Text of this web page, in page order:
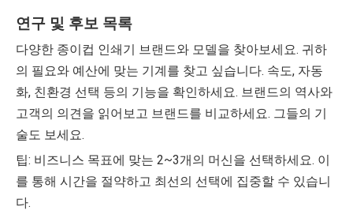
연구 및 후보 목록
다양한 종이컵 인쇄기 브랜드와 모델을 찾아보세요. 귀하
의 필요와 예산에 맞는 기계를 찾고 싶습니다. 속도, 자동
화, 친환경 선택 등의 기능을 확인하세요. 브랜드의 역사와
고객의 의견을 읽어보고 브랜드를 비교하세요. 그들의 기
술도 보세요.
팁: 비즈니스 목표에 맞는 2~3개의 머신을 선택하세요. 이
를 통해 시간을 절약하고 최선의 선택에 집중할 수 있습니
다.